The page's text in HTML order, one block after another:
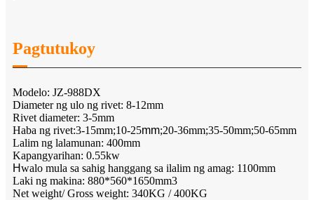
Pagtutukoy
Modelo: JZ-988DX
Diameter ng ulo ng rivet: 8-12mm
Rivet diameter: 3-5mm
Haba ng rivet:3-15mm;10-25mm;20-36mm;35-50mm;50-65mm
Lalim ng lalamunan: 400mm
Kapangyarihan: 0.55kw
Hwalo mula sa sahig hanggang sa ilalim ng amag: 1100mm
Laki ng makina: 880*560*1650mm3
Net weight/ Gross weight: 340KG / 400KG